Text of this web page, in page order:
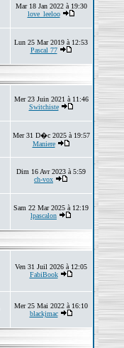
Mar 18 Jan 2022 à 19:30
love_leeloo
Lun 25 Mar 2019 à 12:53
Pascal 77
Mer 23 Juin 2021 à 11:46
Switchiste
Mer 31 D�c 2025 à 19:57
Maniere
Dim 16 Avr 2023 à 5:59
ch-vox
Sam 22 Mar 2025 à 12:19
lpascalon
Ven 31 Juil 2026 à 12:05
FabiBook
Mer 25 Mai 2022 à 16:10
blackjmac